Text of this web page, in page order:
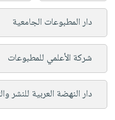
دار المطبوعات الجامعية
شركة الأعلمي للمطبوعات
دار النهضة العربية للنشر